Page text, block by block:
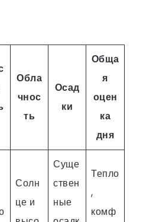
Обла
чнос
ть
Осад
ки
Обща
я
оцен
ка
дня
Солн
це и
Суще
ствен
ные
Тепло
,
комф